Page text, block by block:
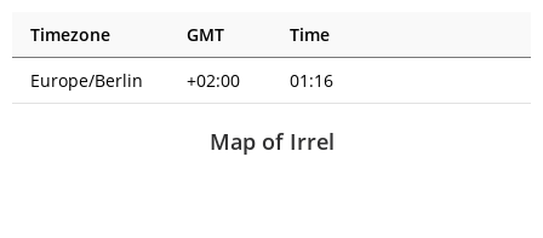
Timezone GMT
Time
Europe/Berlin
+02:00 01:16
Map of Irrel